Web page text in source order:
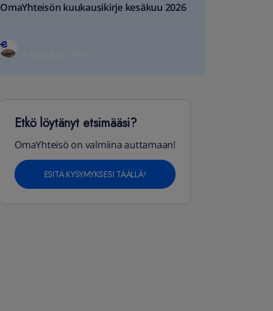
OmaYhteisön kuukausikirje kesäkuu 2026
Etkö löytänyt etsimääsi?
OmaYhteisö on valmiina auttamaan!
ESITÄ KYSYMYKSESI TÄÄLLÄ!